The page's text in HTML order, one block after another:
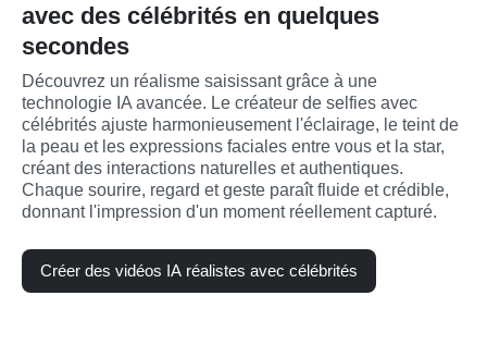
avec des célébrités en quelques
secondes
Découvrez un réalisme saisissant grâce à une
technologie IA avancée. Le créateur de selfies avec
célébrités ajuste harmonieusement l'éclairage, le teint de
la peau et les expressions faciales entre vous et la star,
créant des interactions naturelles et authentiques.
Chaque sourire, regard et geste paraît fluide et crédible,
donnant l'impression d'un moment réellement capturé.
Créer des vidéos IA réalistes avec célébrités